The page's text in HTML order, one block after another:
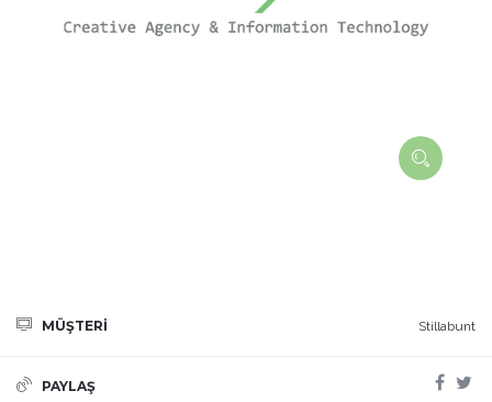
MÜŞTERİ Stillabunt
PAYLAŞ